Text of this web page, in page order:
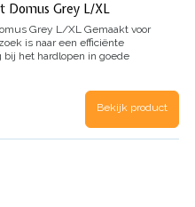
Domus Grey L/XL
Grey L/XL Gemaakt voor
is naar een efficiënte
bij het hardlopen in goede
Bekijk product